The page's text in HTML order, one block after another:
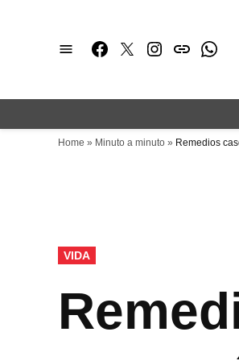
Facebook
TwitterInstagram
issuu
Home » Minuto a minuto » Remedios
PUBLICADO
EN
VIDA